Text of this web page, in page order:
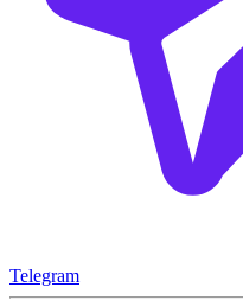
Telegram